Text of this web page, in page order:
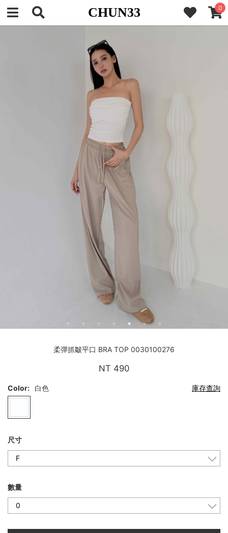
CHUN33 0
柔彈抓皺平口 BRA TOP 0030100276
NT 490
Color: 白色 庫存查詢
尺寸
數量